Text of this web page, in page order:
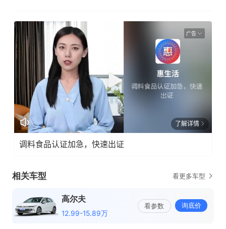
广告
了解详情
调料食品认证加急，快速出证